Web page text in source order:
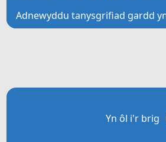
Adnewyddu tanysgrifiad gardd
Yn ôl i'r brig